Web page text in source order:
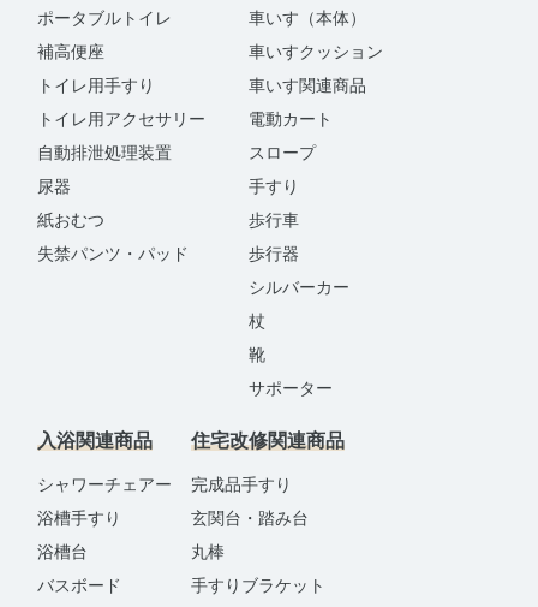
ポータブルトイレ
補高便座
トイレ用手すり
トイレ用アクセサリー
自動排泄処理装置
尿器
紙おむつ
失禁パンツ・パッド
車いす（本体）
車いすクッション
車いす関連商品
電動カート
スロープ
手すり
歩行車
歩行器
シルバーカー
杖
靴
サポーター
入浴関連商品
シャワーチェアー
浴槽手すり
浴槽台
バスボード
住宅改修関連商品
完成品手すり
玄関台・踏み台
丸棒
手すりブラケット